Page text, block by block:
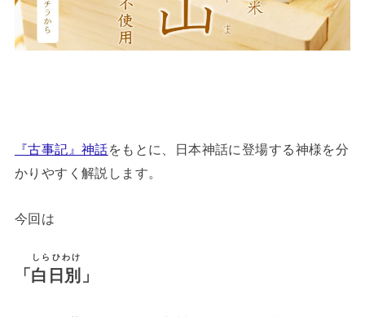
『古事記』神話をもとに、日本神話に登場する神様を分
かりやすく解説します。
今回は
「白日別
しらひわけ
」